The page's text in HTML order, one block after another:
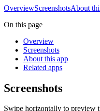
OverviewScreenshotsAbout
On this page
Overview
Screenshots
About this app
Related apps
Screenshots
Swipe horizontally to preview